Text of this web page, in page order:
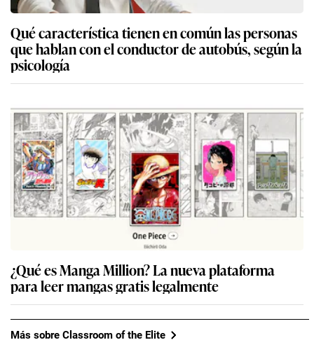
Qué característica tienen en común las personas
que hablan con el conductor de autobús, según la
psicología
¿Qué es Manga Million? La nueva plataforma
para leer mangas gratis legalmente
Más sobre Classroom of the Elite